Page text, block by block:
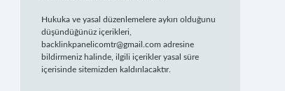
Hukuka ve yasal düzenlemelere aykırı olduğunu
düşündüğünüz içerikleri,
backlinkpanelicomtr@gmail.com adresine
bildirmeniz halinde, ilgili içerikler yasal süre
içerisinde sitemizden kaldırılacaktır.